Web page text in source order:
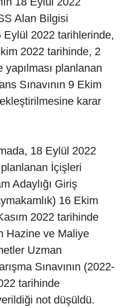
Alan Bilgisi
Eylül 2022 tarihlerinde,
2022 tarihinde, 2
planlanan
Sınavının 9 Ekim
karar
18 Eylül 2022
İçişleri
Adaylığı Giriş
16 Ekim
2022 tarihinde
Hazine ve Maliye
Uzman
Sınavının (2022-
tarihinde
not düşüldü.